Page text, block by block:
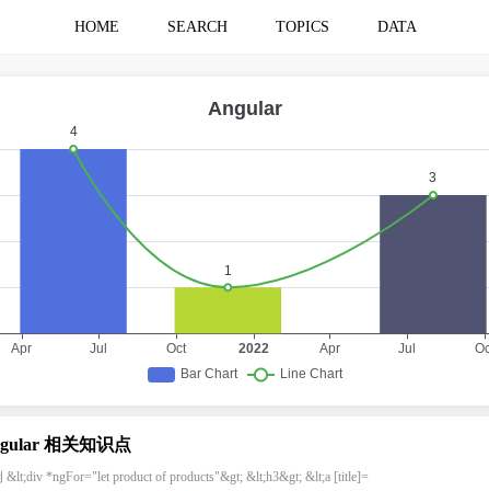
HOME SEARCH TOPICS DATA
相关知识点
&lt;div *ngFor="let product of products"&gt; &lt;h3&gt; &lt;a [title]=